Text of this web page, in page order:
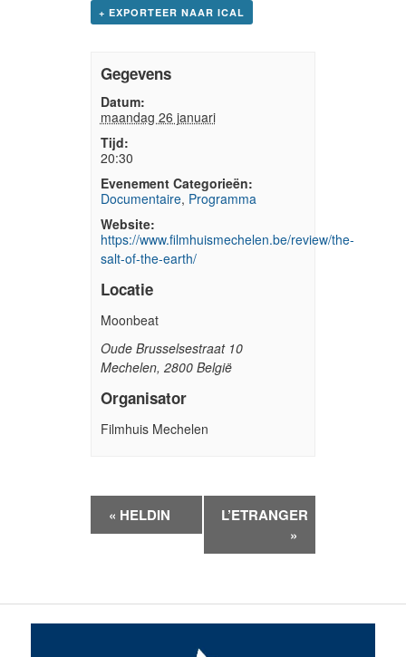
+ EXPORTEER NAAR ICAL
Gegevens
Datum:
maandag 26 januari
Tijd:
20:30
Evenement Categorieën:
Documentaire, Programma
Website:
https://www.filmhuismechelen.be/review/the-
salt-of-the-earth/
Locatie
Moonbeat
Oude Brusselsestraat 10
Mechelen, 2800 België
Organisator
Filmhuis Mechelen
Navigatie
« HELDIN
L’ETRANGER
»